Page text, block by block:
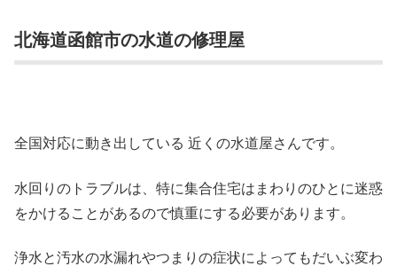
北海道函館市の水道の修理屋
全国対応に動き出している 近くの水道屋さんです。
水回りのトラブルは、特に集合住宅はまわりのひとに迷惑
をかけることがあるので慎重にする必要があります。
浄水と汚水の水漏れやつまりの症状によってもだいぶ変わ